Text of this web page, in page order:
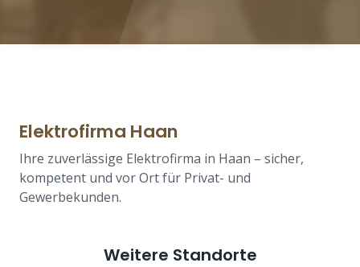
Elektrofirma Haan
Ihre zuverlässige Elektrofirma in Haan – sicher,
kompetent und vor Ort für Privat- und
Gewerbekunden.
Weitere Standorte